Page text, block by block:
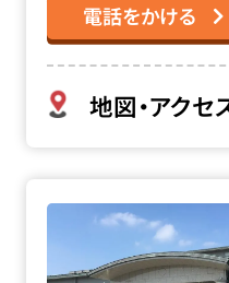
電話をかける
地図・アクセ